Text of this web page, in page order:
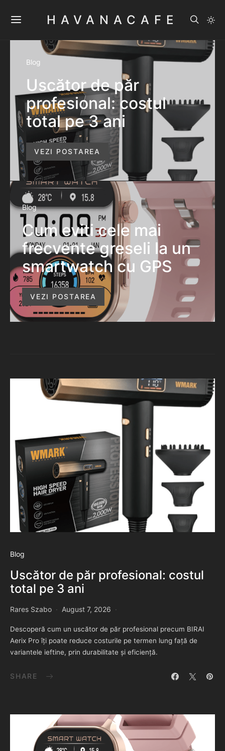
HAVANACAFE
Blog
Uscător de păr
profesional: costul
total pe 3 ani
VEZI POSTAREA
Blog
Cum eviti cele mai
frecvente greseli la un
smartwatch cu GPS
VEZI POSTAREA
Blog
Uscător de păr profesional: costul
total pe 3 ani
Rares Szabo August 7, 2026
Descoperă cum un uscător de păr profesional precum BIRAI
Aerix Pro îți poate reduce costurile pe termen lung față de
variantele ieftine, prin durabilitate și eficiență.
SHARE